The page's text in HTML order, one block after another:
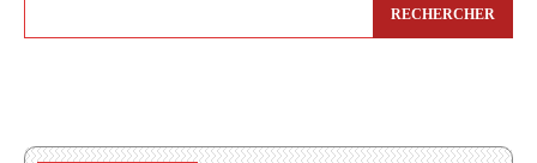
RECHERCHER